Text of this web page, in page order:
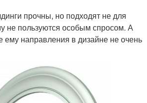
прочны, но подходят не для
не пользуются особым спросом. А
ему направления в дизайне не очень